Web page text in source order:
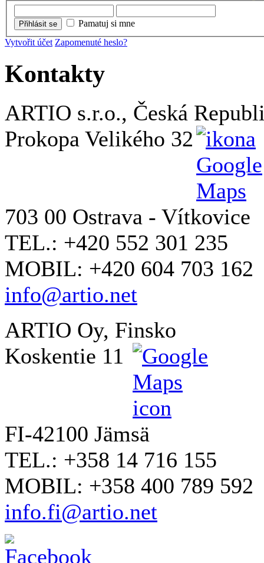
Přihlásit se
Pamatuj si mne
Vytvořit účet Zapomenuté heslo?
Kontakty
ARTIO s.r.o., Česká
Prokopa Velikého 32
703 00 Ostrava - Vítkovice
TEL.: +420 552 301 235
MOBIL: +420 604 703 162
info@artio.net
ARTIO Oy, Finsko
Koskentie 11
FI-42100 Jämsä
TEL.: +358 14 716 155
MOBIL: +358 400 789 592
info.fi@artio.net